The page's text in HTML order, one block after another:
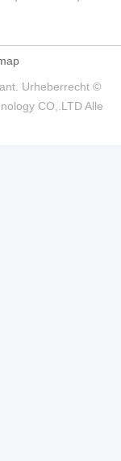
Urheberrecht ©
CO,.LTD Alle